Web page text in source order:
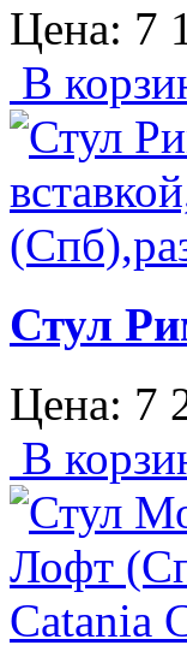
Цена: 7
В
Стул
Цена: 7
В